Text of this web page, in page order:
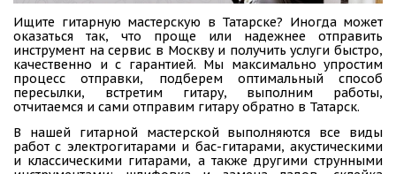
Ищите гитарную мастерскую в Татарске? Иногда может
оказаться так, что проще или надежнее отправить
инструмент на сервис в Москву и получить услуги быстро,
качественно и с гарантией. Мы максимально упростим
процесс отправки, подберем оптимальный способ
пересылки, встретим гитару, выполним работы,
отчитаемся и сами отправим гитару обратно в Татарск.
В нашей гитарной мастерской выполняются все виды
работ с электрогитарами и бас-гитарами, акустическими
и классическими гитарами, а также другими струнными